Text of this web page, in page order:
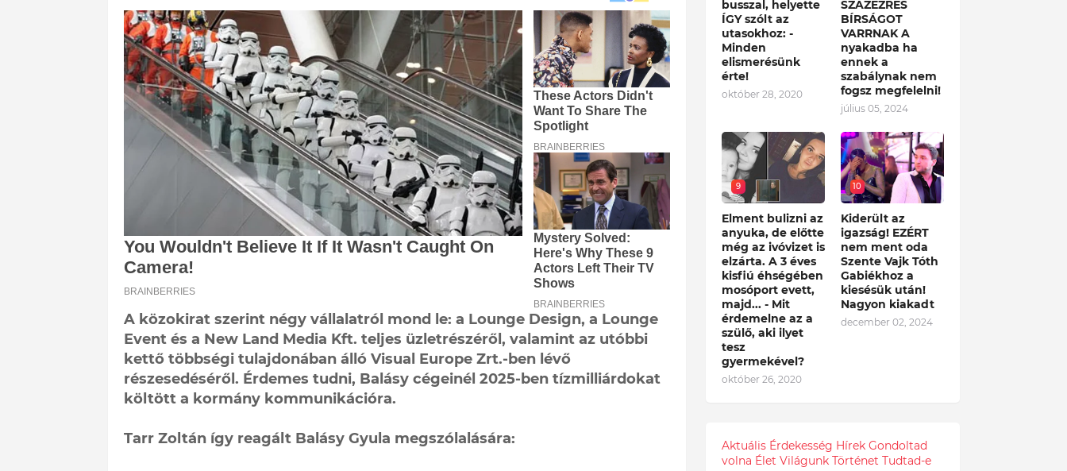
A közokirat szerint négy vállalatról mond le: a Lounge Design, a Lounge
Event és a New Land Media Kft. teljes üzletrészéről, valamint az utóbbi
kettő többségi tulajdonában álló Visual Europe Zrt.-ben lévő
részesedéséről. Érdemes tudni, Balásy cégeinél 2025-ben tízmilliárdokat
költött a kormány kommunikációra.
Tarr Zoltán így reagált Balásy Gyula megszólalására:
busszal, helyette
ÍGY szólt az
utasokhoz: -
Minden
elismerésünk
érte!
október 28, 2020
SZÁZEZRES
BÍRSÁGOT
VARRNAK A
nyakadba ha
ennek a
szabálynak nem
fogsz megfelelni!
július 05, 2024
9
Elment bulizni az
anyuka, de előtte
még az ivóvizet is
elzárta. A 3 éves
kisfiú éhségében
mosóport evett,
majd... - Mit
érdemelne az a
szülő, aki ilyet
tesz
gyermekével?
október 26, 2020
10
Kiderült az
igazság! EZÉRT
nem ment oda
Szente Vajk Tóth
Gabiékhoz a
kiesésük után!
Nagyon kiakadt
december 02, 2024
Aktuális Érdekesség Hírek Gondoltad
volna Élet Világunk Történet Tudtad-e